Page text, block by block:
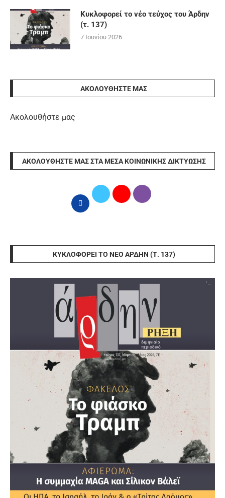
Κυκλοφορεί το νέο τεύχος του Άρδην
(τ. 137)
7 Ιουνίου 2026
ΑΚΟΛΟΥΘΉΣΤΕ ΜΑΣ
Ακολουθήστε μας
ΑΚΟΛΟΥΘΉΣΤΕ ΜΑΣ ΣΤΑ ΜΈΣΑ ΚΟΙΝΩΝΙΚΉΣ ΔΙΚΤΎΩΣΗΣ
ΚΥΚΛΟΦΟΡΕΊ ΤΟ ΝΈΟ ΆΡΔΗΝ (Τ. 137)